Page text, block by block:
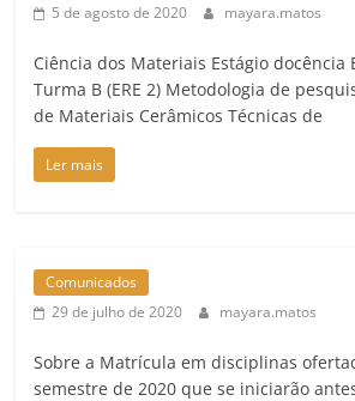
5 de agosto de 2020 mayara.matos
Ciência dos Materiais Estágio docência
Turma B (ERE 2) Metodologia de
de Materiais Cerâmicos Técnicas de
Ler mais
Comunicados
29 de julho de 2020
mayara.matos
Sobre a Matrícula em disciplinas
semestre de 2020 que se iniciarão